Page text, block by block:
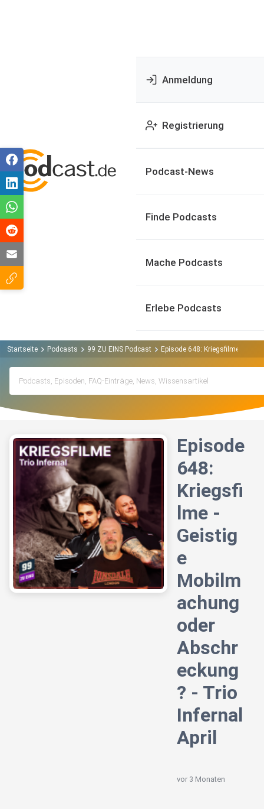
Anmeldung
Registrierung
Podcast-News
Finde Podcasts
Mache Podcasts
Erlebe Podcasts
Startseite Podcasts 99 ZU EINS Podcast Episode 648: Kriegsfilme -
Episode
648:
Kriegsfi
lme -
Geistig
e
Mobilm
achung
oder
Abschr
eckung
? - Trio
Infernal
April
vor 3 Monaten